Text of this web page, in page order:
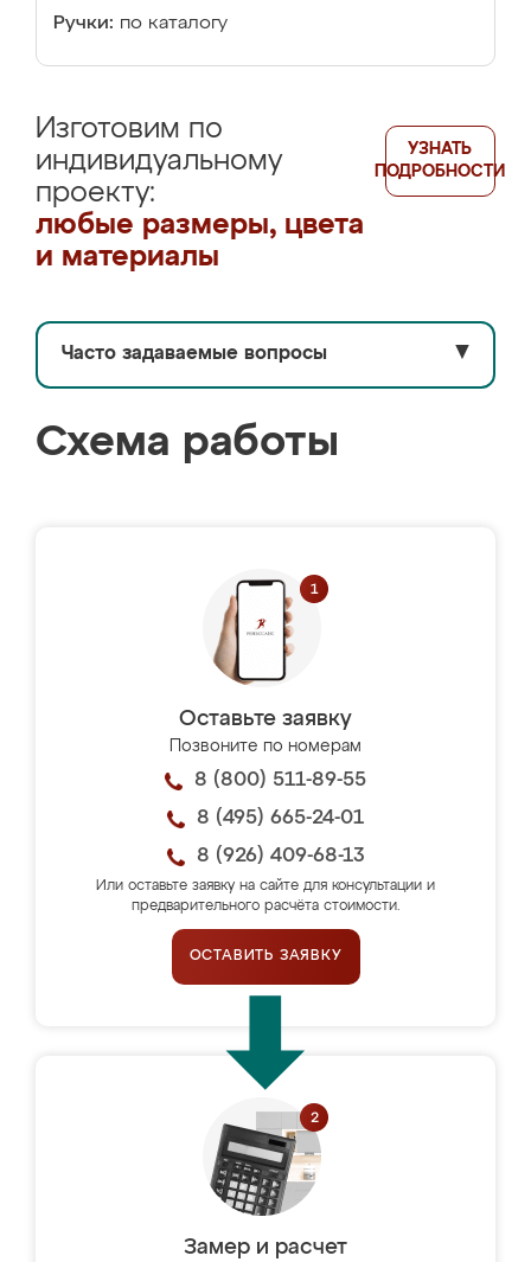
Ручки: по каталогу
Изготовим по
индивидуальному
проекту:
любые размеры, цвета
и материалы
УЗНАТЬ
ПОДРОБНОСТИ
Часто задаваемые вопросы ▼
Схема работы
Оставьте заявку
Позвоните по номерам
8 (800) 511-89-55
8 (495) 665-24-01
8 (926) 409-68-13
Или оставьте заявку на сайте для консультации и
предварительного расчёта стоимости.
ОСТАВИТЬ ЗАЯВКУ
Замер и расчет